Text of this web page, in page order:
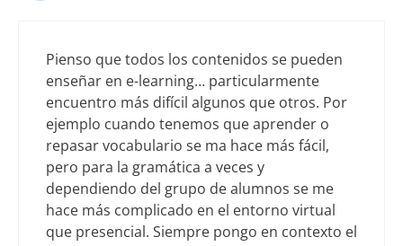
Pienso que todos los contenidos se pueden
enseñar en e-learning… particularmente
encuentro más difícil algunos que otros. Por
ejemplo cuando tenemos que aprender o
repasar vocabulario se ma hace más fácil,
pero para la gramática a veces y
dependiendo del grupo de alumnos se me
hace más complicado en el entorno virtual
que presencial. Siempre pongo en contexto el